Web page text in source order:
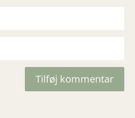
Tilføj kommentar